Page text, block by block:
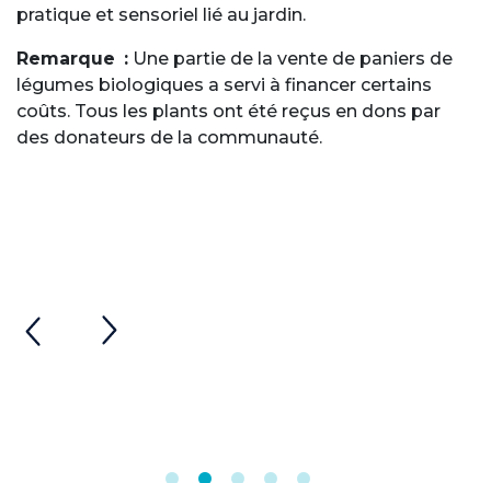
pratique et sensoriel lié au jardin.
Remarque : Une partie de la vente de paniers de
légumes biologiques a servi à financer certains
coûts. Tous les plants ont été reçus en dons par
des donateurs de la communauté.